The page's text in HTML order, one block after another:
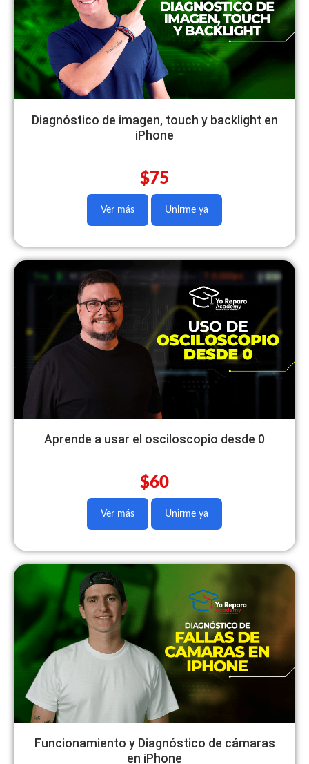
Diagnóstico de imagen, touch y backlight en
iPhone
$75
Ver más Unirme ya
Aprende a usar el osciloscopio desde 0
$60
Ver más Unirme ya
Funcionamiento y Diagnóstico de cámaras
en iPhone